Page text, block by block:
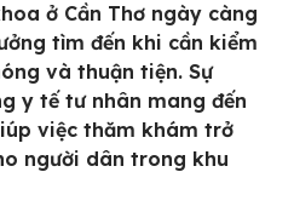
ở Cần Thơ ngày càng
tìm đến khi cần kiểm
và thuận tiện. Sự
y tế tư nhân mang đến
việc thăm khám trở
người dân trong khu